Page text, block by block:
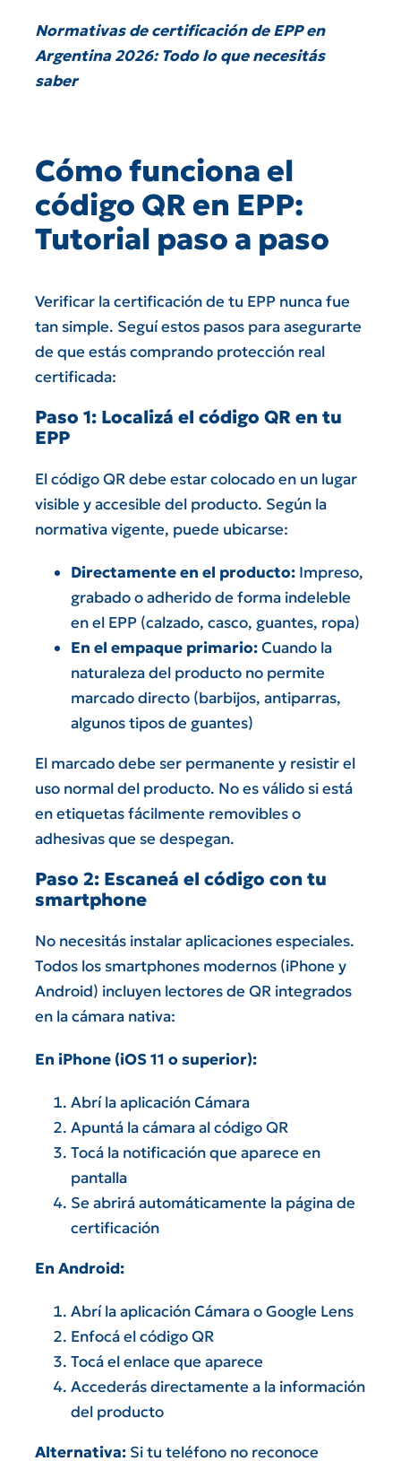
Normativas de certificación de EPP en
Argentina 2026: Todo lo que necesitás
saber
Cómo funciona el
código QR en EPP:
Tutorial paso a paso
Verificar la certificación de tu EPP nunca fue
tan simple. Seguí estos pasos para asegurarte
de que estás comprando protección real
certificada:
Paso 1: Localizá el código QR en tu
EPP
El código QR debe estar colocado en un lugar
visible y accesible del producto. Según la
normativa vigente, puede ubicarse:
Directamente en el producto:Impreso,
grabado o adherido de forma indeleble
en el EPP (calzado, casco, guantes, ropa)
En el empaque primario:Cuando la
naturaleza del producto no permite
marcado directo (barbijos, antiparras,
algunos tipos de guantes)
El marcado debe ser permanente y resistir el
uso normal del producto. No es válido si está
en etiquetas fácilmente removibles o
adhesivas que se despegan.
Paso 2: Escaneá el código con tu
smartphone
No necesitás instalar aplicaciones especiales.
Todos los smartphones modernos (iPhone y
Android) incluyen lectores de QR integrados
en la cámara nativa:
En iPhone (iOS 11 o superior):
Abrí la aplicación Cámara
Apuntá la cámara al código QR
Tocá la notificación que aparece en
pantalla
Se abrirá automáticamente la página de
certificación
En Android:
Abrí la aplicación Cámara o Google Lens
Enfocá el código QR
Tocá el enlace que aparece
Accederás directamente a la información
del producto
Alternativa:Si tu teléfono no reconoce